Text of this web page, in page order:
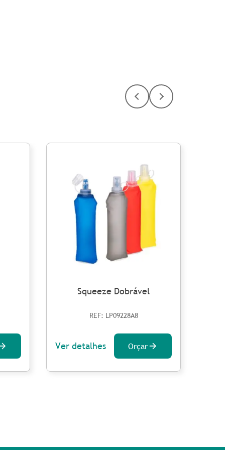
Squeeze Dobrável
REF: LP09228A8
Ver detalhes Orçar